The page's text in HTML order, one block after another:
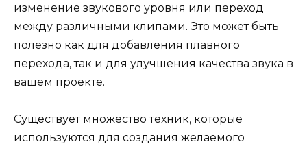
изменение звукового уровня или переход
между различными клипами. Это может быть
полезно как для добавления плавного
перехода, так и для улучшения качества звука в
вашем проекте.
Существует множество техник, которые
используются для создания желаемого